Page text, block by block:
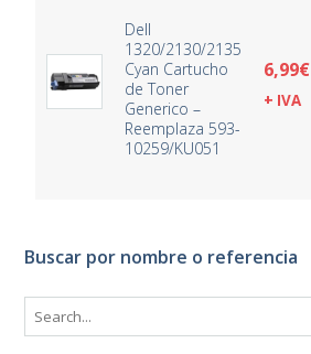
Dell
1320/2130/2135
Cyan Cartucho
de Toner
Generico –
Reemplaza 593-
10259/KU051
6,99€
+ IVA
Buscar por nombre o referencia